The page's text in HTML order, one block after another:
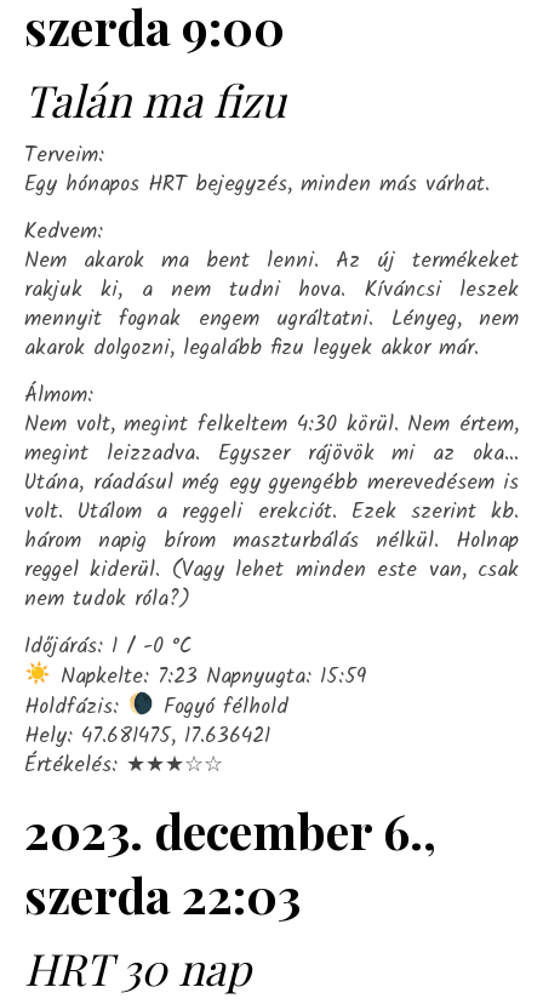
szerda 9:00
Talán ma fizu
Terveim:
Egy hónapos HRT bejegyzés, minden más várhat.
Kedvem:
Nem akarok ma bent lenni. Az új termékeket
rakjuk ki, a nem tudni hova. Kíváncsi leszek
mennyit fognak engem ugráltatni. Lényeg, nem
akarok dolgozni, legalább fizu legyek akkor már.
Álmom:
Nem volt, megint felkeltem 4:30 körül. Nem értem,
megint leizzadva. Egyszer rájövök mi az oka…
Utána, ráadásul még egy gyengébb merevedésem is
volt. Utálom a reggeli erekciót. Ezek szerint kb.
három napig bírom maszturbálás nélkül. Holnap
reggel kiderül. (Vagy lehet minden este van, csak
nem tudok róla?)
Időjárás: 1 / -0 °C
Napkelte: 7:23 Napnyugta: 15:59
Holdfázis:
Fogyó félhold
Hely: 47.681475, 17.636421
Értékelés: ★★★☆☆
2023. december 6.,
szerda 22:03
HRT 30 nap